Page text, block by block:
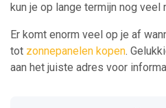
kun je op lange termijn nog veel
Er komt enorm veel op je af
tot zonnepanelen kopen.
aan het juiste adres voor